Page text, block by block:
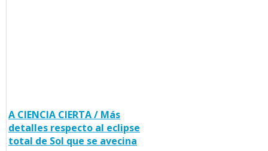
A CIENCIA CIERTA / Más
detalles respecto al eclipse
total de Sol que se avecina